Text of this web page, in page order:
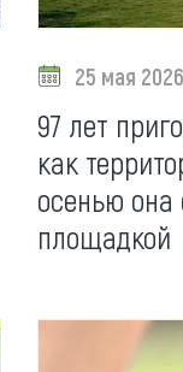
25 мая 2026
97 лет
как
осенью она
площадкой